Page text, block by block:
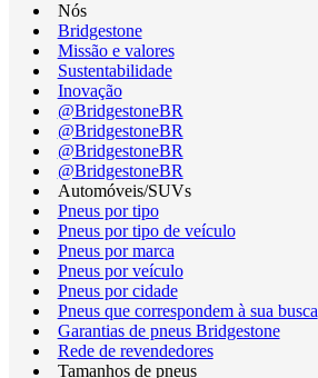
Nós
Bridgestone
Missão e valores
Sustentabilidade
Inovação
@BridgestoneBR
@BridgestoneBR
@BridgestoneBR
@BridgestoneBR
Automóveis/SUVs
Pneus por tipo
Pneus por tipo de veículo
Pneus por marca
Pneus por veículo
Pneus por cidade
Pneus que correspondem à sua busca
Garantias de pneus Bridgestone
Rede de revendedores
Tamanhos de pneus